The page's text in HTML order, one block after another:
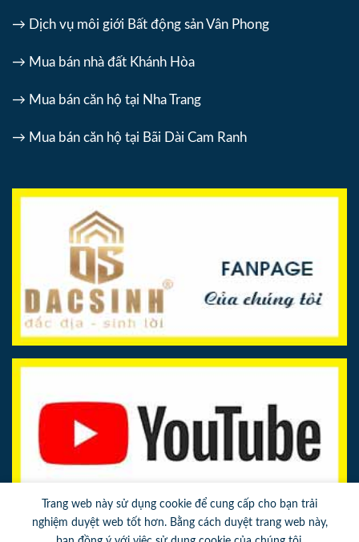
→ Dịch vụ môi giới Bất động sản Vân Phong
→ Mua bán nhà đất Khánh Hòa
→ Mua bán căn hộ tại Nha Trang
→ Mua bán căn hộ tại Bãi Dài Cam Ranh
Trang web này sử dụng cookie để cung cấp cho bạn trải
nghiệm duyệt web tốt hơn. Bằng cách duyệt trang web này,